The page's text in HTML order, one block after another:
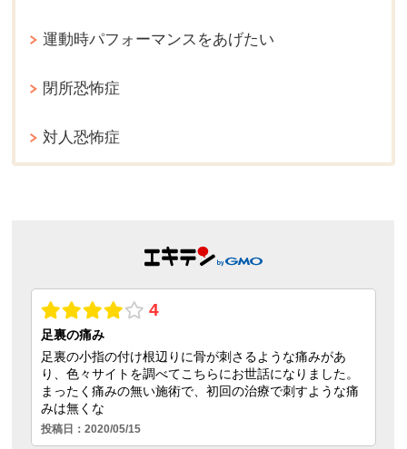
運動時パフォーマンスをあげたい
閉所恐怖症
対人恐怖症